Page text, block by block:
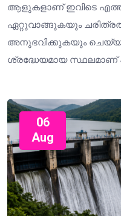
ആളുകളാണ് ഇവിടെ
ഏറ്റുവാങ്ങുകയും
അനുഭവിക്കുകയും
ശ്രദ്ധേയമായ സ്ഥലമാണ്
06
Aug